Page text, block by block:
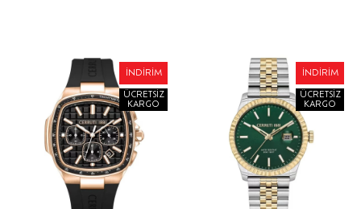
İNDIRIM
ÜCRETSIZ
KARGO
İNDIRIM
ÜCRETSIZ
KARGO